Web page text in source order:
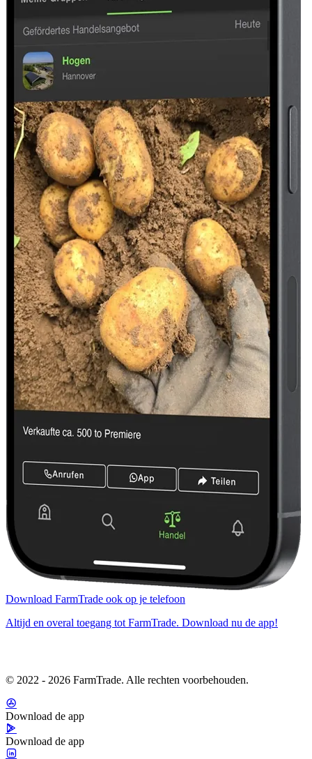
Download FarmTrade ook op je telefoon
Altijd en overal toegang tot FarmTrade. Download nu de app!
© 2022 - 2026 FarmTrade. Alle rechten voorbehouden.
Download de app
Download de app